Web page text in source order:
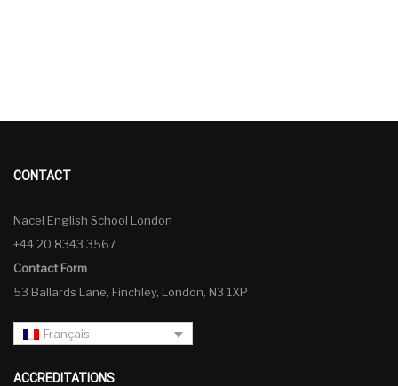
CONTACT
Nacel English School London
+44 20 8343 3567
Contact Form
53 Ballards Lane, Finchley, London, N3 1XP
Français
ACCREDITATIONS